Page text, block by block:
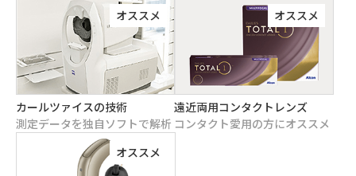
オススメ
カールツァイスの技術
測定データを独自ソフトで解析
オススメ
遠近両用コンタクトレンズ
コンタクト愛用の方にオススメ
オススメ